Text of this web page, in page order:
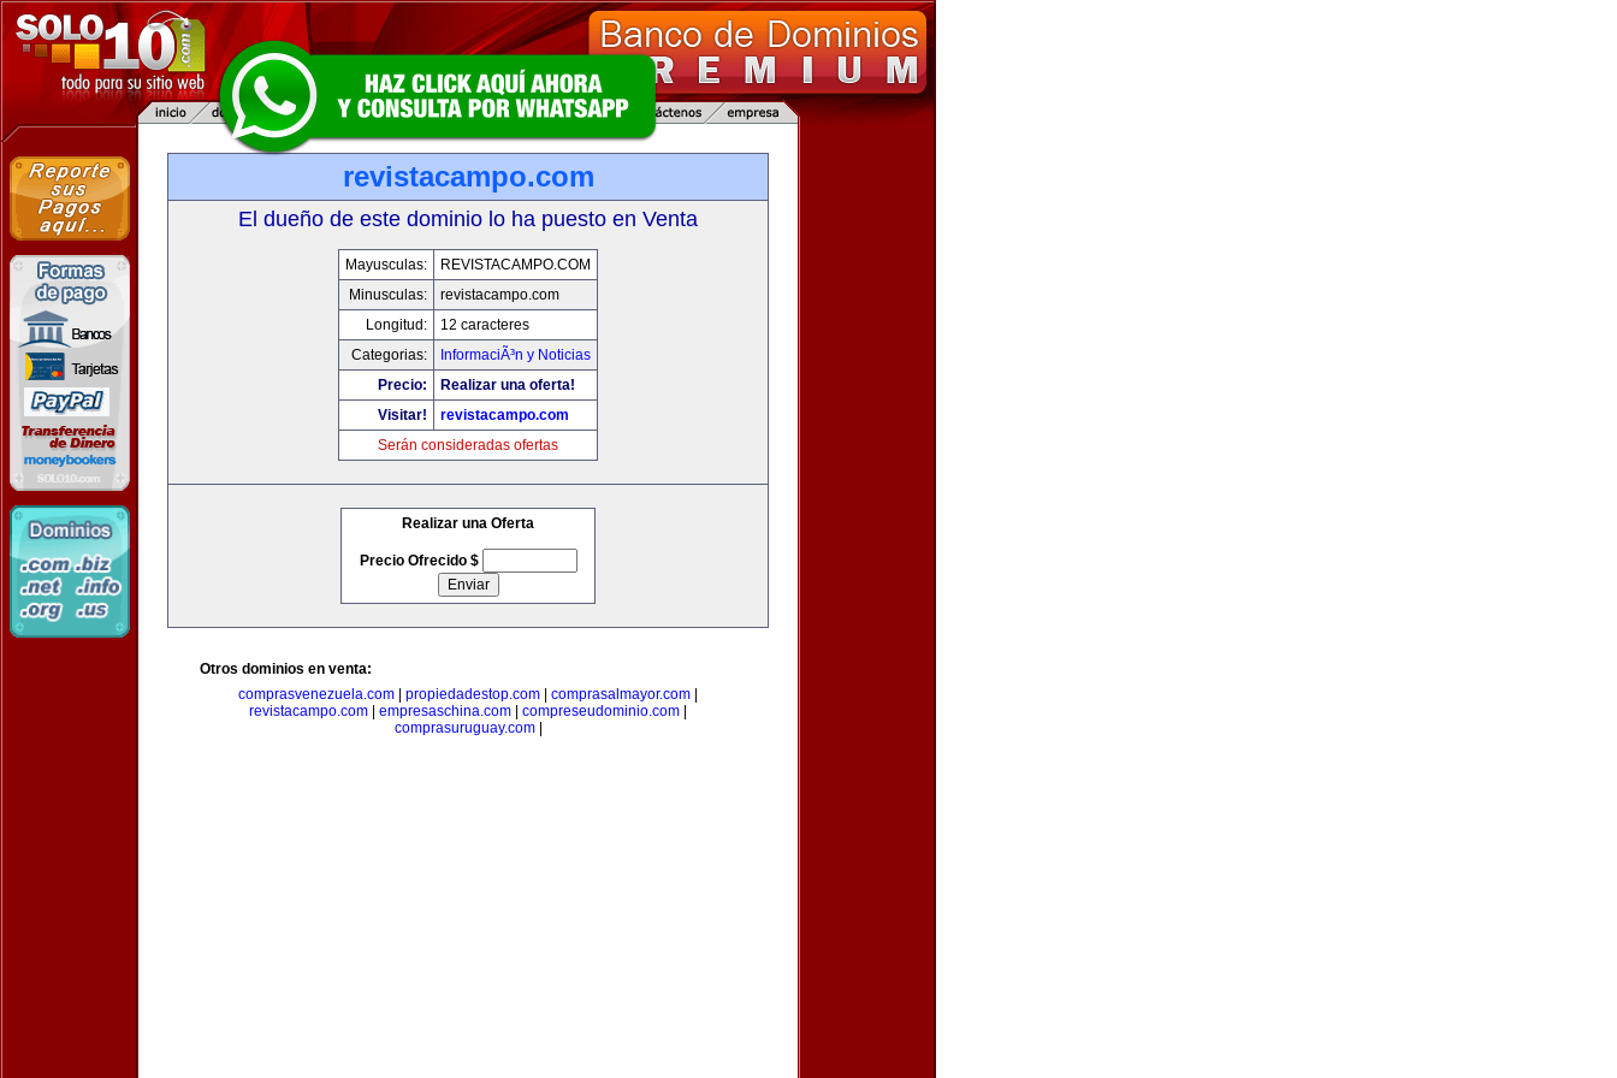
revistacampo.com
El dueño de este dominio lo ha puesto en Venta
Mayusculas:
REVISTACAMPO.COM
Minusculas:
revistacampo.com
Longitud:
12 caracteres
Categorias:
InformaciÃ³n y Noticias
Precio:
Realizar una oferta!
Visitar!
revistacampo.com
Serán consideradas ofertas
Realizar una Oferta
Precio Ofrecido $
Otros dominios en venta:
comprasvenezuela.com
propiedadestop.com comprasalmayor.com
revistacampo.com
empresaschina.com compreseudominio.com
comprasuruguay.com|